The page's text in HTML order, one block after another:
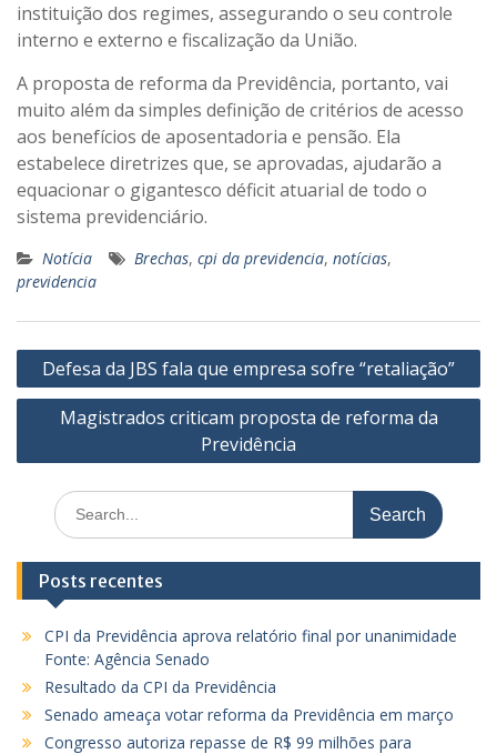
instituição dos regimes, assegurando o seu controle
interno e externo e fiscalização da União.
A proposta de reforma da Previdência, portanto, vai
muito além da simples definição de critérios de acesso
aos benefícios de aposentadoria e pensão. Ela
estabelece diretrizes que, se aprovadas, ajudarão a
equacionar o gigantesco déficit atuarial de todo o
sistema previdenciário.
Notícia Brechas, cpi da previdencia, notícias,
previdencia
Navegação
de
Post
Defesa da JBS fala que empresa sofre “retaliação”
Magistrados criticam proposta de reforma da
Previdência
Search
for:
Posts recentes
CPI da Previdência aprova relatório final por unanimidade
Fonte: Agência Senado
Resultado da CPI da Previdência
Senado ameaça votar reforma da Previdência em março
Congresso autoriza repasse de R$ 99 milhões para